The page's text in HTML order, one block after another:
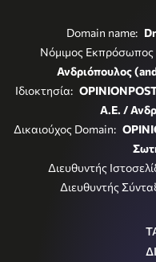
Domain name:
Νόμιμος Εκπρόσωπος
Ανδριόπουλος
Ιδιοκτησία:
Α.Ε. /
Δικαιούχος Domain:
Διευθυντής
Διευθυντής